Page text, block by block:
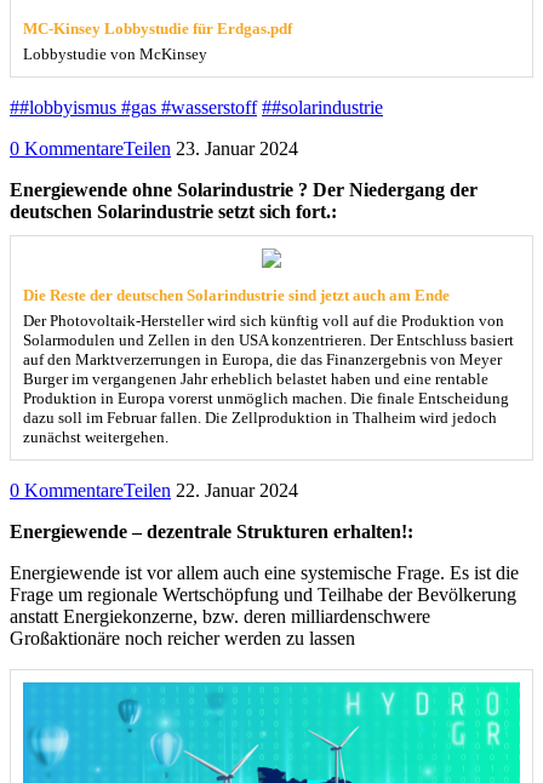
MC-Kinsey Lobbystudie für Erdgas.pdf
Lobbystudie von McKinsey
##lobbyismus #gas #wasserstoff ##solarindustrie
0 KommentareTeilen 23. Januar 2024
Energiewende ohne Solarindustrie ? Der Niedergang der
deutschen Solarindustrie setzt sich fort.:
Die Reste der deutschen Solarindustrie sind jetzt auch am Ende
Der Photovoltaik-Hersteller wird sich künftig voll auf die Produktion von
Solarmodulen und Zellen in den USA konzentrieren. Der Entschluss basiert
auf den Marktverzerrungen in Europa, die das Finanzergebnis von Meyer
Burger im vergangenen Jahr erheblich belastet haben und eine rentable
Produktion in Europa vorerst unmöglich machen. Die finale Entscheidung
dazu soll im Februar fallen. Die Zellproduktion in Thalheim wird jedoch
zunächst weitergehen.
0 KommentareTeilen 22. Januar 2024
Energiewende – dezentrale Strukturen erhalten!:
Energiewende ist vor allem auch eine systemische Frage. Es ist die
Frage um regionale Wertschöpfung und Teilhabe der Bevölkerung
anstatt Energiekonzerne, bzw. deren milliardenschwere
Großaktionäre noch reicher werden zu lassen